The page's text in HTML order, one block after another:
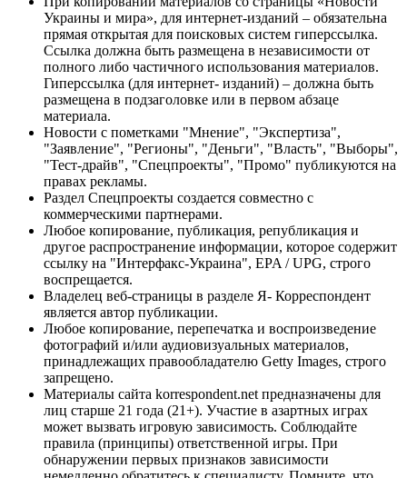
Украины и мира», для интернет-изданий – обязательна
прямая открытая для поисковых систем гиперссылка.
Ссылка должна быть размещена в независимости от
полного либо частичного использования материалов.
Гиперссылка (для интернет- изданий) – должна быть
размещена в подзаголовке или в первом абзаце
материала.
Новости с пометками "Мнение", "Экспертиза",
"Заявление", "Регионы", "Деньги", "Власть", "Выборы",
"Тест-драйв", "Спецпроекты", "Промо" публикуются на
правах рекламы.
Раздел Спецпроекты создается совместно с
коммерческими партнерами.
Любое копирование, публикация, републикация и
другое распространение информации, которое содержит
ссылку на "Интерфакс-Украина", EPA / UPG, строго
воспрещается.
Владелец веб-страницы в разделе Я- Корреспондент
является автор публикации.
Любое копирование, перепечатка и воспроизведение
фотографий и/или аудиовизуальных материалов,
принадлежащих правообладателю Getty Images, строго
запрещено.
Материалы сайта korrespondent.net предназначены для
лиц старше 21 года (21+). Участие в азартных играх
может вызвать игровую зависимость. Соблюдайте
правила (принципы) ответственной игры. При
обнаружении первых признаков зависимости